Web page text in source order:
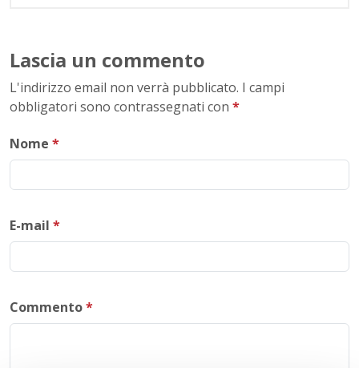
Lascia un commento
L'indirizzo email non verrà pubblicato. I campi
obbligatori sono contrassegnati con *
Nome *
E-mail *
Commento*